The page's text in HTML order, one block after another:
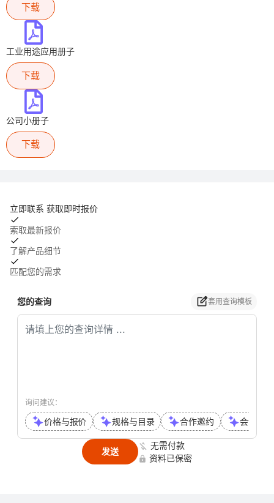
下载
工业用途应用册子
下载
公司小册子
下载
立即联系 获取即时报价
索取最新报价
了解产品细节
匹配您的需求
您的查询 套用查询模板
询问建议：
价格与报价 规格与目录 合作邀约 会议或
发送
无需付款
资料已保密